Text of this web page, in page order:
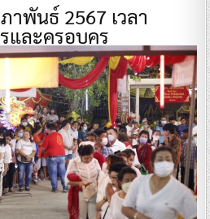
าพันธ์ 2567 เวลา
และครอบครู